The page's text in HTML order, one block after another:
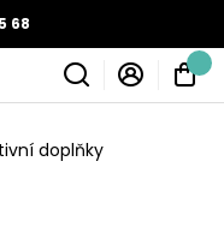
68
doplňky